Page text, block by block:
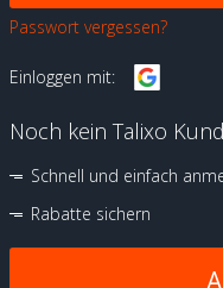
Passwort vergessen?
Einloggen mit:
Noch kein Talixo
Schnell und einfach
Rabatte sichern